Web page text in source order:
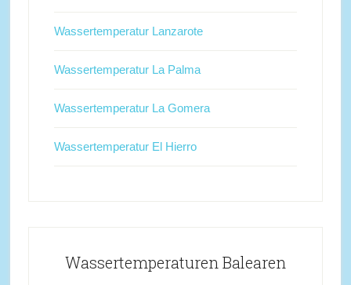
Wassertemperatur Lanzarote
Wassertemperatur La Palma
Wassertemperatur La Gomera
Wassertemperatur El Hierro
Wassertemperaturen Balearen